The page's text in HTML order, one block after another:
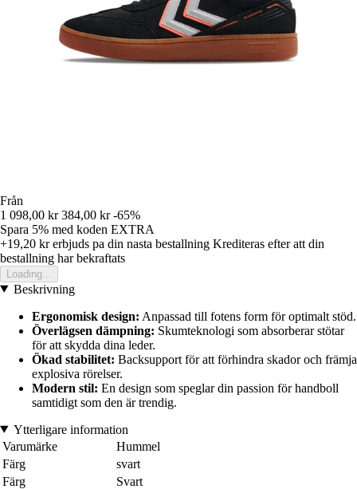
Från
1 098,00 kr 384,00 kr -65%
Spara 5% med koden EXTRA
+19,20 krerbjuds pa din nasta bestallning Krediteras efter att din
bestallning har bekraftats
Loading...
Beskrivning
Ergonomisk design: Anpassad till fotens form för optimalt stöd.
Överlägsen dämpning: Skumteknologi som absorberar stötar
för att skydda dina leder.
Ökad stabilitet: Backsupport för att förhindra skador och främja
explosiva rörelser.
Modern stil: En design som speglar din passion för handboll
samtidigt som den är trendig.
Ytterligare information
Varumärke
Hummel
Färg
svart
Färg
Svart